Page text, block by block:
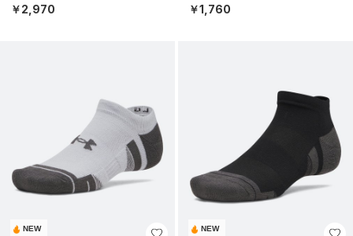
ト）（トレーニング/UNISEX）
￥2,970
ニング/UNISEX）
￥1,760
NEW NEW